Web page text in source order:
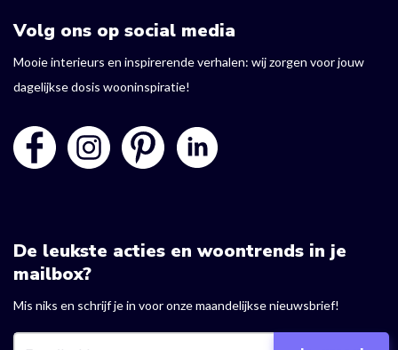
Volg ons op social media
Mooie interieurs en inspirerende verhalen: wij zorgen voor jouw
dagelijkse dosis wooninspiratie!
De leukste acties en woontrends in je
mailbox?
Mis niks en schrijf je in voor onze maandelijkse nieuwsbrief!